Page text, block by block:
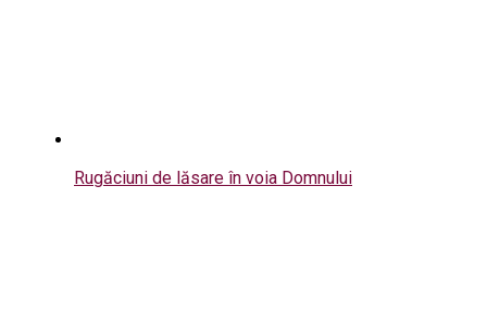
Rugăciuni de lăsare în voia Domnului